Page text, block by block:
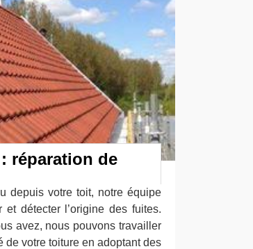
réparation de
depuis votre toit, notre équipe
détecter l’origine des fuites.
avez, nous pouvons travailler
de votre toiture en adoptant des